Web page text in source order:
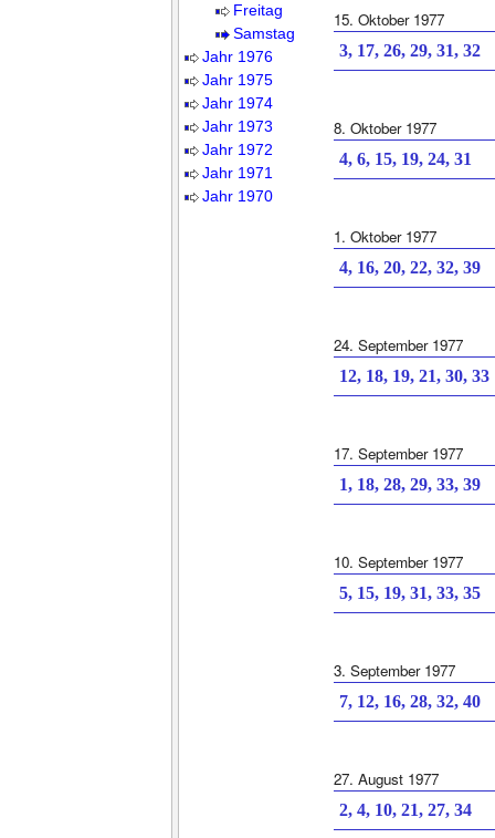
Freitag
Samstag
Jahr 1976
Jahr 1975
Jahr 1974
Jahr 1973
Jahr 1972
Jahr 1971
Jahr 1970
15. Oktober 1977
3, 17, 26, 29, 31, 32
8. Oktober 1977
4, 6, 15, 19, 24, 31
1. Oktober 1977
4, 16, 20, 22, 32, 39
24. September 1977
12, 18, 19, 21, 30, 33
17. September 1977
1, 18, 28, 29, 33, 39
10. September 1977
5, 15, 19, 31, 33, 35
3. September 1977
7, 12, 16, 28, 32, 40
27. August 1977
2, 4, 10, 21, 27, 34